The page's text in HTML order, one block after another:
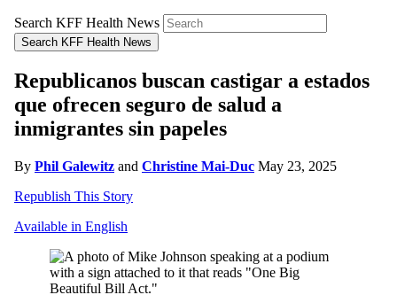
Search KFF Health News
Search KFF Health News
Republicanos buscan castigar a estados
que ofrecen seguro de salud a
inmigrantes sin papeles
By Phil Galewitz and Christine Mai-Duc May 23, 2025
Republish This Story
Available in English